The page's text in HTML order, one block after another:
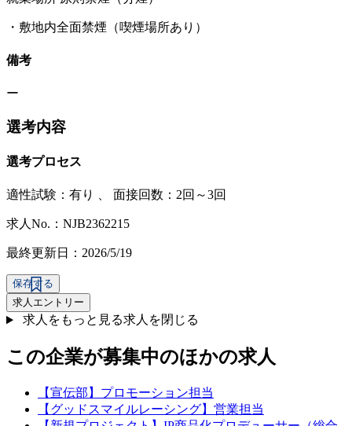
・敷地内全面禁煙（喫煙場所あり）
備考
ー
選考内容
選考プロセス
適性試験： 有り 、 面接回数：2回～3回
求人No.：NJB2362215
最終更新日：2026/5/19
保存する
求人エントリー
求人をもっと見る求人を閉じる
この企業が募集中のほかの求人
【宣伝部】プロモーション担当
【グッドスマイルレーシング】営業担当